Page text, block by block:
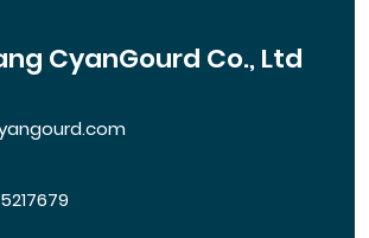
CyanGourd Co., Ltd